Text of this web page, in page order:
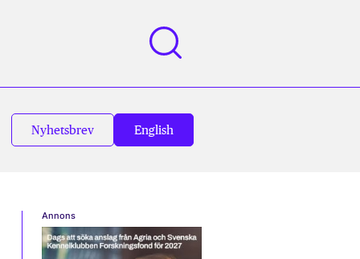
Nyhetsbrev English
Annons